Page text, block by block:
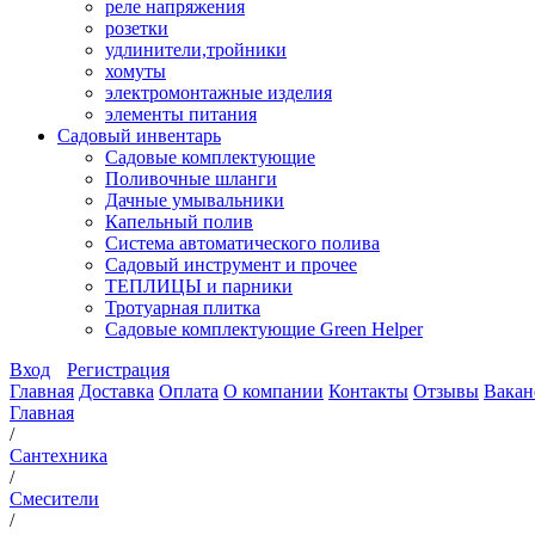
реле напряжения
розетки
удлинители,тройники
хомуты
электромонтажные изделия
элементы питания
Садовый инвентарь
Садовые комплектующие
Поливочные шланги
Дачные умывальники
Капельный полив
Система автоматического полива
Садовый инструмент и прочее
ТЕПЛИЦЫ и парники
Тротуарная плитка
Садовые комплектующие Green Helper
Вход
Регистрация
Главная Доставка Оплата О компании Контакты Отзывы
Главная
/
Сантехника
/
Смесители
/